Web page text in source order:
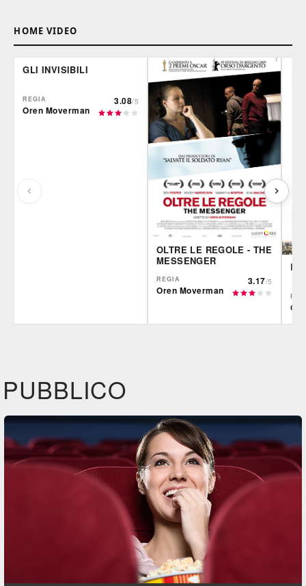
HOME VIDEO
GLI INVISIBILI
REGIA
Oren Moverman
3.08/5
OLTRE LE REGOLE - THE
MESSENGER
REGIA
Oren Moverman
3.17/5
PUBBLICO